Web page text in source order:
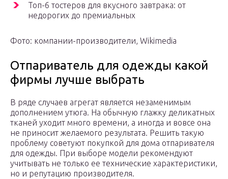
Топ-6 тостеров для вкусного завтрака: от
недорогих до премиальных
Фото: компании-производители, Wikimedia
Отпариватель для одежды какой
фирмы лучше выбрать
В ряде случаев агрегат является незаменимым
дополнением утюга. На обычную глажку деликатных
тканей уходит много времени, а иногда и вовсе она
не приносит желаемого результата. Решить такую
проблему советуют покупкой для дома отпаривателя
для одежды. При выборе модели рекомендуют
учитывать не только ее технические характеристики,
но и репутацию производителя.